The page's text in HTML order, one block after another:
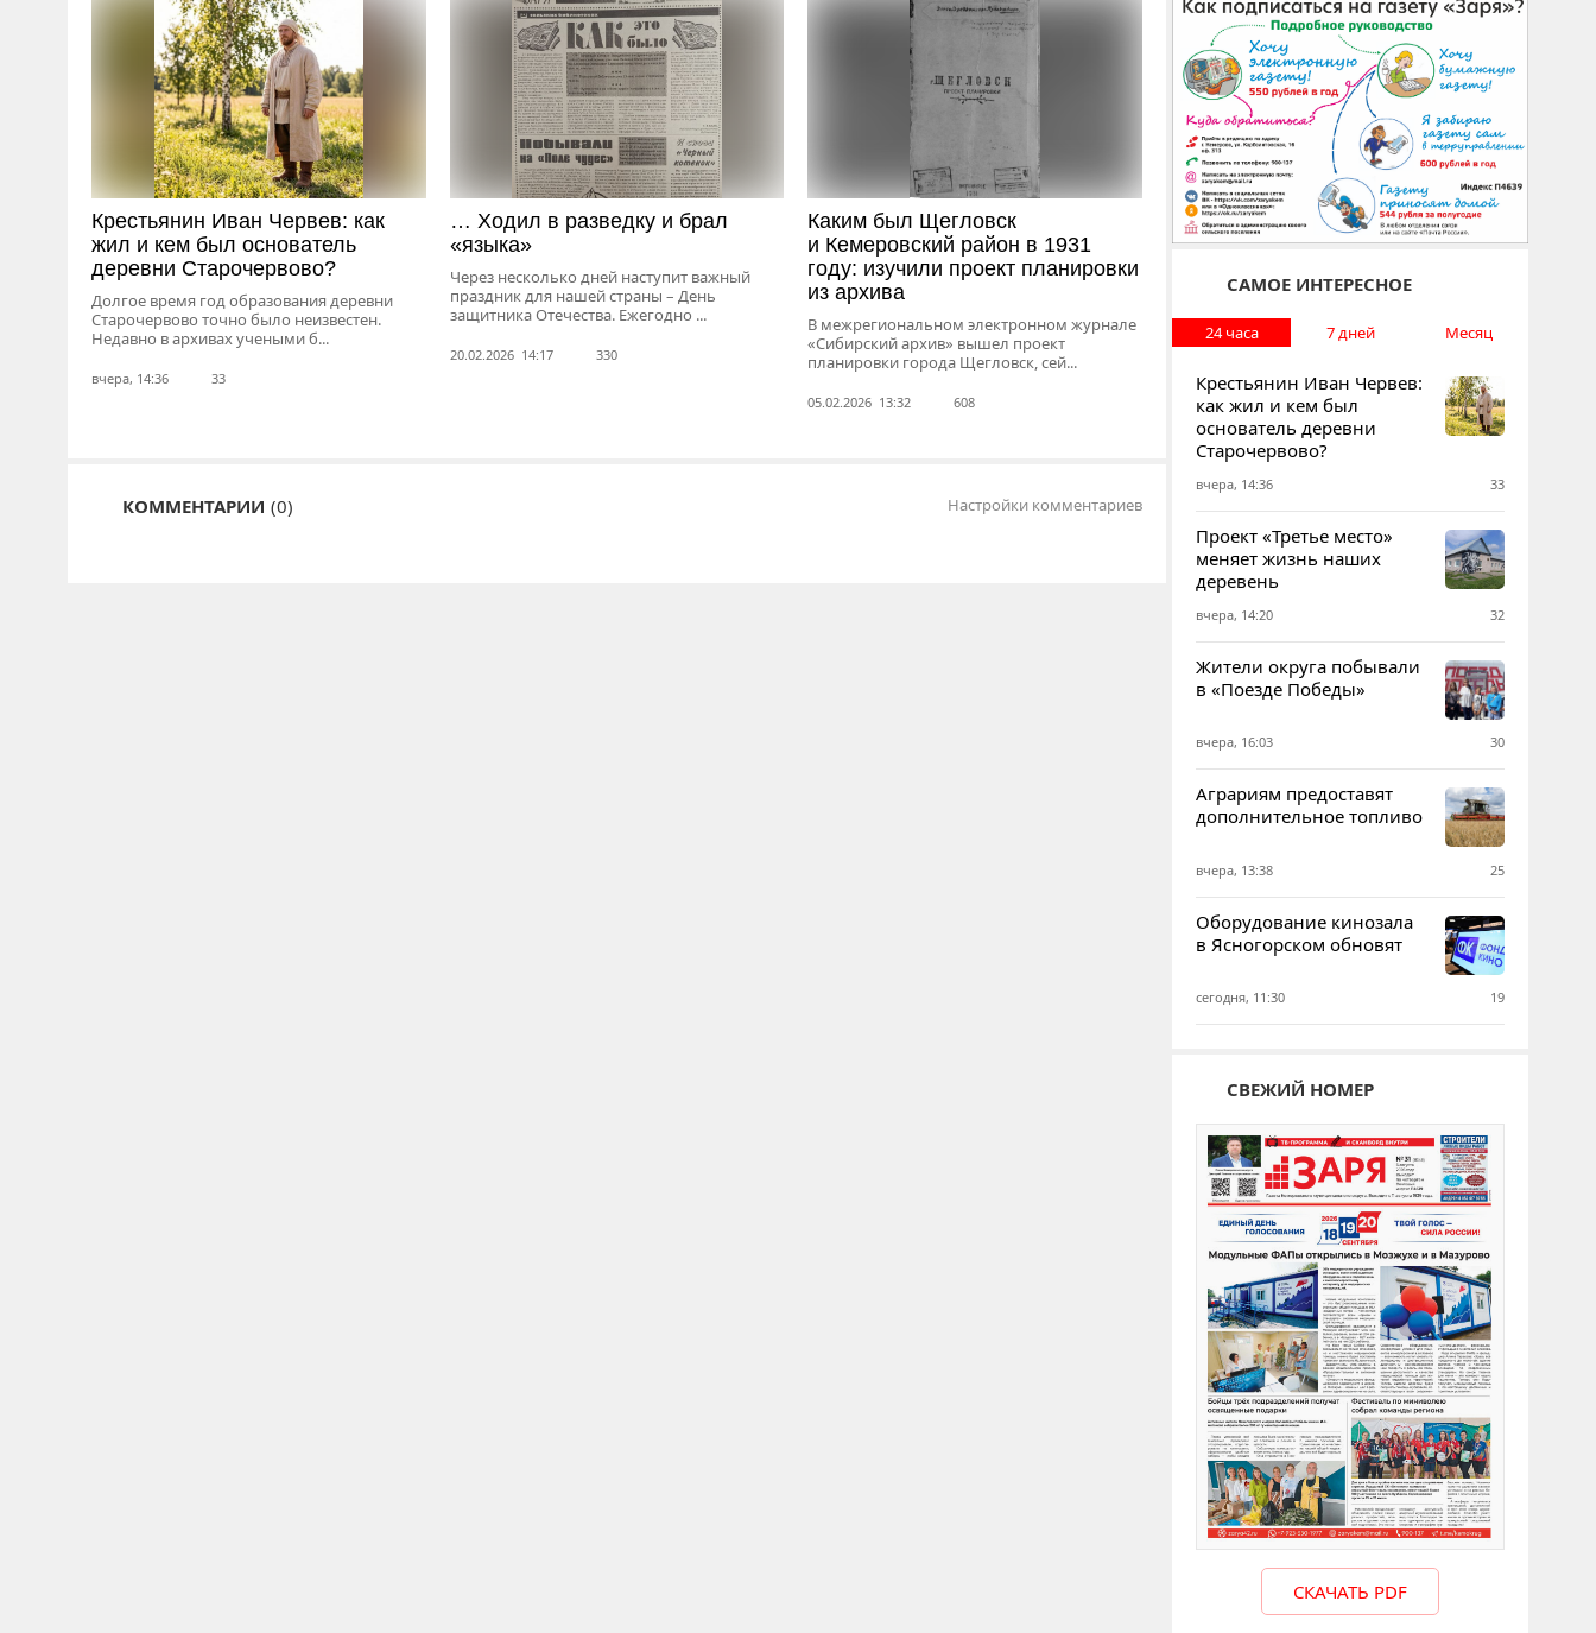
Крестьянин Иван Червев: как
жил и кем был основатель
деревни Старочервово?
Долгое время год образования деревни
Старочервово точно было неизвестен.
Недавно в архивах учеными б...
вчера, 14:36 33
… Ходил в разведку и брал
«языка»
Через несколько дней наступит важный
праздник для нашей страны – День
защитника Отечества. Ежегодно ...
20.02.2026 14:17 330
Каким был Щегловск
и Кемеровский район в 1931
году: изучили проект планировки
из архива
В межрегиональном электронном журнале
«Сибирский архив» вышел проект
планировки города Щегловск, сей...
05.02.2026 13:32 608
КОММЕНТАРИИ (0) Настройки комментариев
САМОЕ ИНТЕРЕСНОЕ
24 часа 7 дней Месяц
Крестьянин Иван Червев:
как жил и кем был
основатель деревни
Старочервово?
вчера, 14:36 33
Проект «Третье место»
меняет жизнь наших
деревень
вчера, 14:20 32
Жители округа побывали
в «Поезде Победы»
вчера, 16:03 30
Аграриям предоставят
дополнительное топливо
вчера, 13:38 25
Оборудование кинозала
в Ясногорском обновят
сегодня, 11:30 19
СВЕЖИЙ НОМЕР
СКАЧАТЬ PDF